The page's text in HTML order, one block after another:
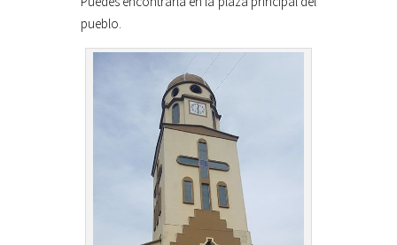
pueblo.